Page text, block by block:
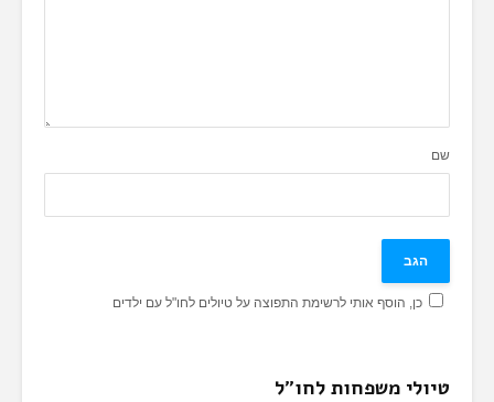
שם
כן, הוסף אותי לרשימת התפוצה על טיולים לחו"ל עם ילדים
טיולי משפחות לחו"ל